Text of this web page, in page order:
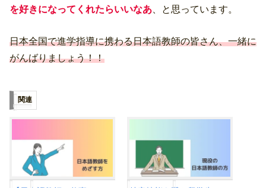
を好きになってくれたらいいなあ 、と思っています。
日本全国で進学指導に携わる日本語教師の皆さん、一緒に
がんばりましょう！！
関連